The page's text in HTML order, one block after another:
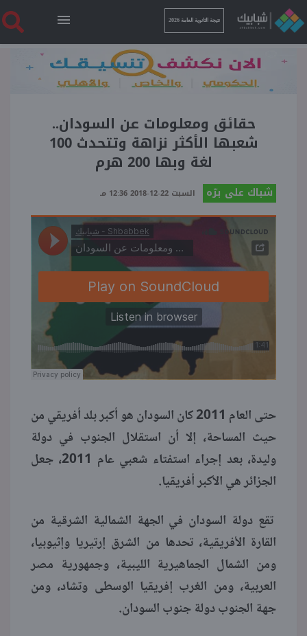
نتيجة الثانوية العامة 2026
الرئيسية
نتيجة الثانوية العامة 2026
أخبار ساخنة
بوابة الطلبة
ملفات
منوعات
حقائق ومعلومات عن السودان..
شعبها الأكثر نزاهة وتتحدث 100
لغة وبها 200 هرم
شباك على برّه السبت 22-12-2018 12:36 مـ
حتى العام 2011 كان السودان هو أكبر بلد أفريقي من
حيث المساحة، إلا أن استقلال الجنوب في دولة
وليدة، بعد إجراء استفتاء شعبي عام 2011، جعل
الجزائر هي الأكبر أفريقيا.
تقع دولة السودان في الجهة الشمالية الشرقية من
القارة الأفريقية، تحدها من الشرق إرتيريا وإثيوبيا،
ومن الشمال الجماهيرية الليبية، وجمهورية مصر
العربية، ومن الغرب إفريقيا الوسطى وتشاد، ومن
جهة الجنوب دولة جنوب السودان.